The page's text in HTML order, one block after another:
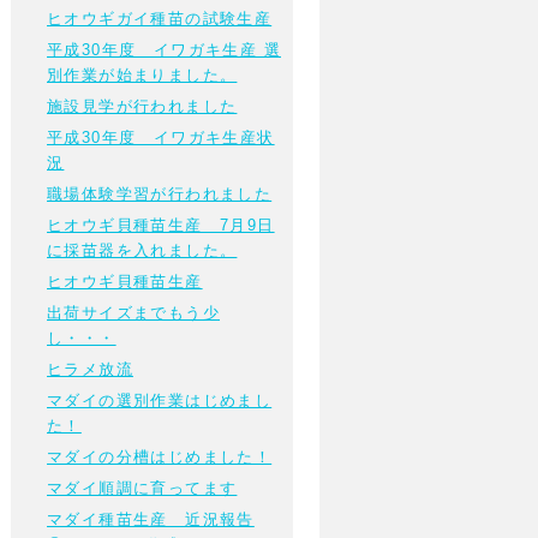
ヒオウギガイ種苗の試験生産
平成30年度 イワガキ生産 選
別作業が始まりました。
施設見学が行われました
平成30年度 イワガキ生産状
況
職場体験学習が行われました
ヒオウギ貝種苗生産 7月9日
に採苗器を入れました。
ヒオウギ貝種苗生産
出荷サイズまでもう少
し・・・
ヒラメ放流
マダイの選別作業はじめまし
た！
マダイの分槽はじめました！
マダイ順調に育ってます
マダイ種苗生産 近況報告